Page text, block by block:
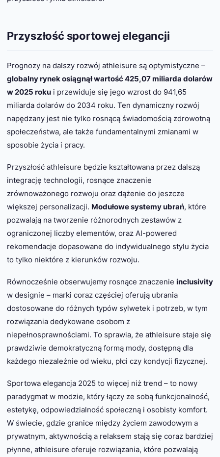
Przyszłość sportowej elegancji
Prognozy na dalszy rozwój athleisure są optymistyczne –
globalny rynek osiągnął wartość 425,07 miliarda dolarów
w 2025 roku i przewiduje się jego wzrost do 941,65
miliarda dolarów do 2034 roku. Ten dynamiczny rozwój
napędzany jest nie tylko rosnącą świadomością zdrowotną
społeczeństwa, ale także fundamentalnymi zmianami w
sposobie życia i pracy.
Przyszłość athleisure będzie kształtowana przez dalszą
integrację technologii, rosnące znaczenie
zrównoważonego rozwoju oraz dążenie do jeszcze
większej personalizacji. Modułowe systemy ubrań, które
pozwalają na tworzenie różnorodnych zestawów z
ograniczonej liczby elementów, oraz AI-powered
rekomendacje dopasowane do indywidualnego stylu życia
to tylko niektóre z kierunków rozwoju.
Równocześnie obserwujemy rosnące znaczenie inclusivity
w designie – marki coraz częściej oferują ubrania
dostosowane do różnych typów sylwetek i potrzeb, w tym
rozwiązania dedykowane osobom z
niepełnosprawnościami. To sprawia, że athleisure staje się
prawdziwie demokratyczną formą mody, dostępną dla
każdego niezależnie od wieku, płci czy kondycji fizycznej.
Sportowa elegancja 2025 to więcej niż trend – to nowy
paradygmat w modzie, który łączy ze sobą funkcjonalność,
estetykę, odpowiedzialność społeczną i osobisty komfort.
W świecie, gdzie granice między życiem zawodowym a
prywatnym, aktywnością a relaksem stają się coraz bardziej
płynne, athleisure oferuje rozwiązania, które pozwalają